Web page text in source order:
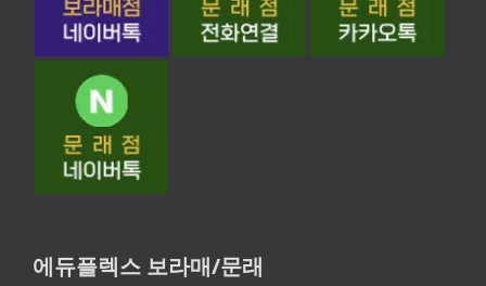
에듀플렉스 보라매/문래